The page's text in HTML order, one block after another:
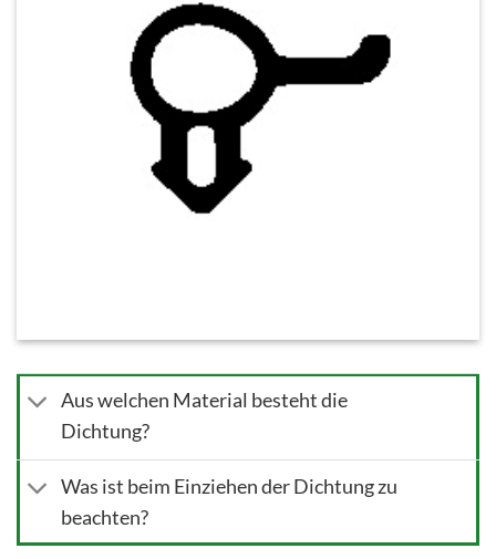
Aus welchen Material besteht die
Dichtung?
Was ist beim Einziehen der Dichtung zu
beachten?